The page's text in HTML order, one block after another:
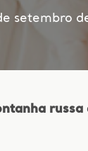
setembro